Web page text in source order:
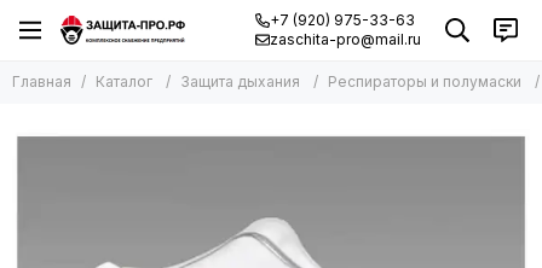
+7 (920) 975-33-63
zaschita-pro@mail.ru
Главная Каталог Защита дыхания Респираторы и полумаски